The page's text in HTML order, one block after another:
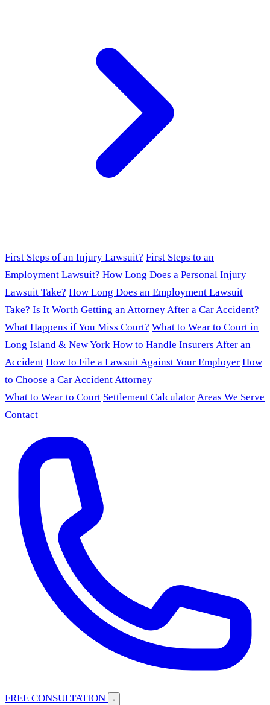
First Steps of an Injury Lawsuit? First Steps to an
Employment Lawsuit? How Long Does a Personal Injury
Lawsuit Take? How Long Does an Employment Lawsuit
Take? Is It Worth Getting an Attorney After a Car Accident?
What Happens if You Miss Court? What to Wear to Court in
Long Island & New York How to Handle Insurers After an
Accident How to File a Lawsuit Against Your Employer How
to Choose a Car Accident Attorney
What to Wear to Court Settlement CalculatorAreas We Serve
Contact
FREE CONSULTATION